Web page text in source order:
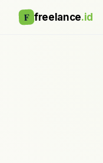
F freelance.id